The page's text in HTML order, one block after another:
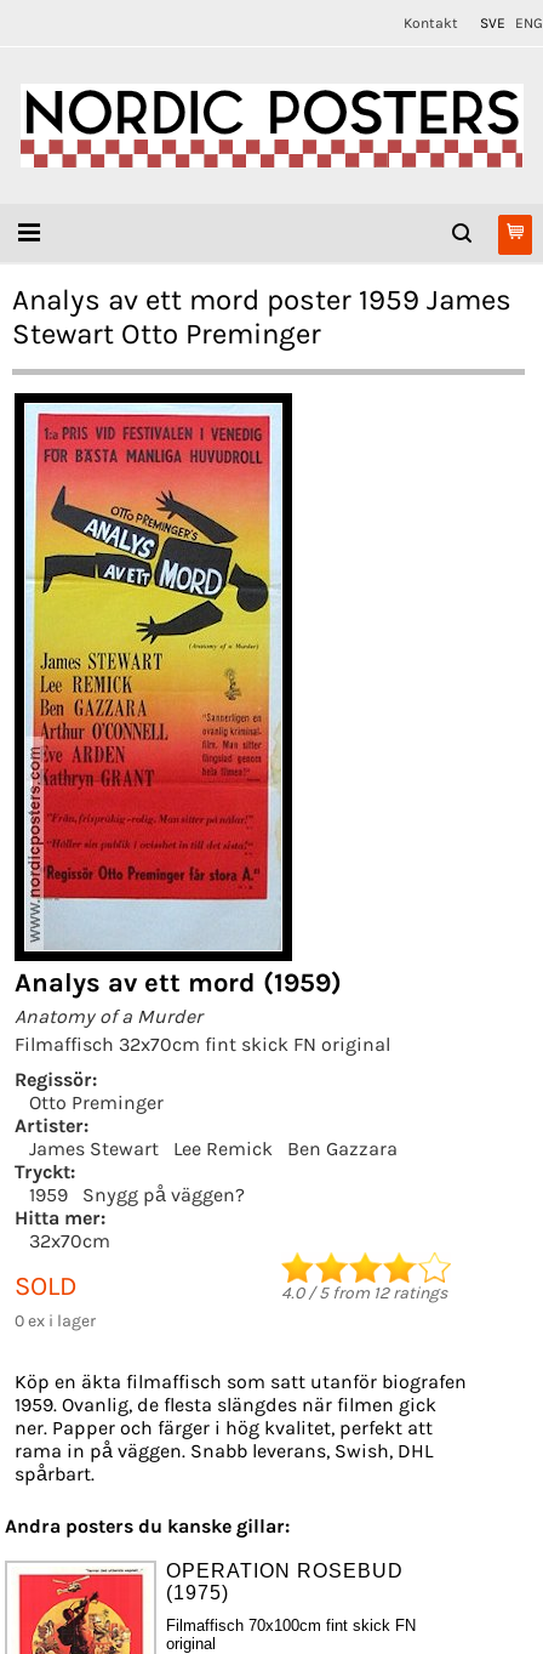
Kontakt SVE ENG
Analys av ett mord poster 1959 James
Stewart Otto Preminger
Analys av ett mord (1959)
Anatomy of a Murder
Filmaffisch 32x70cm fint skick FN original
Regissör:
Otto Preminger
Artister:
James Stewart
Lee Remick
Ben Gazzara
Tryckt:
1959
Snygg på väggen?
Hitta mer:
32x70cm
SOLD
0 ex i lager
4.0/5from 12ratings
Köp en äkta filmaffisch som satt utanför biografen
1959. Ovanlig, de flesta slängdes när filmen gick
ner. Papper och färger i hög kvalitet, perfekt att
rama in på väggen. Snabb leverans, Swish, DHL
spårbart.
Andra posters du kanske gillar:
OPERATION ROSEBUD
(1975)
Filmaffisch 70x100cm fint skick FN
original